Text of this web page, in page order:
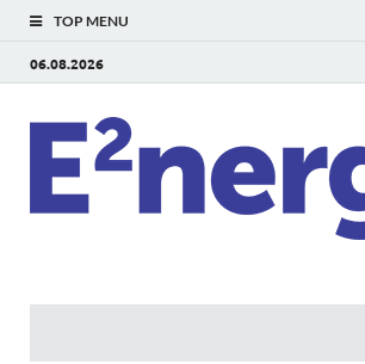
TOP MENU
06.08.2026